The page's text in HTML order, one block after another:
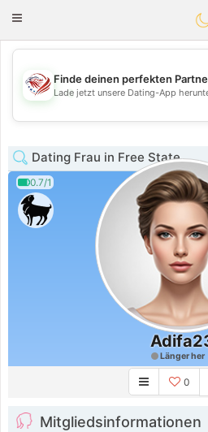
Toggle
💖
Finde deinen perfekten
Lade jetzt unsere Dating-App
Dating Frau in Free State
0.7/1
Länger her
0
Mitgliedsinformationen